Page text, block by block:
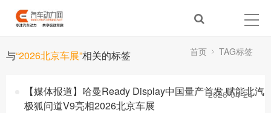
与“2026北京车展”相关的标签 首页 TAG标签
【媒体报道】哈曼Ready Display中国量产首发 赋能北汽
极狐问道V9亮相2026北京车展
2026-04-24